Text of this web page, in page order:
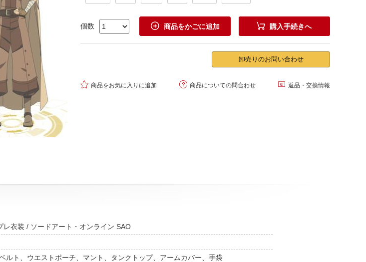
個数  商品をかごに追加  購入手続きへ
卸売りのお問い合わせ
 商品をお気に入りに追加  商品についての問合わせ  返品・交換情報
レ衣装 / ソードアート・オンライン SAO
ルト、ウエストポーチ、マント、タンクトップ、アームカバー、手袋